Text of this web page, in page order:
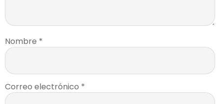
Nombre *
Correo electrónico *